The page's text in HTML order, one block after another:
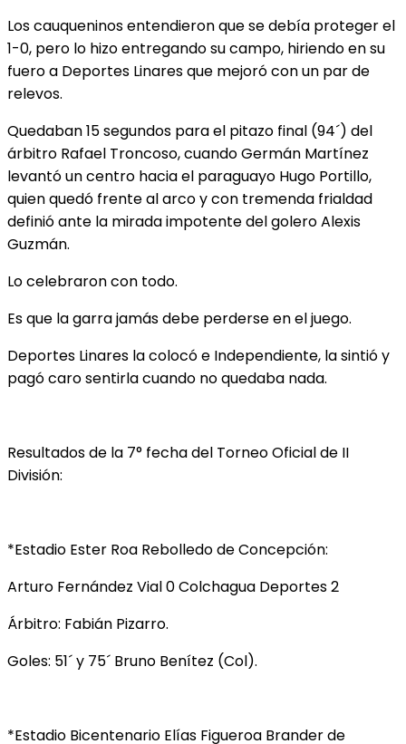
Los cauqueninos entendieron que se debía proteger el
1-0, pero lo hizo entregando su campo, hiriendo en su
fuero a Deportes Linares que mejoró con un par de
relevos.
Quedaban 15 segundos para el pitazo final (94´) del
árbitro Rafael Troncoso, cuando Germán Martínez
levantó un centro hacia el paraguayo Hugo Portillo,
quien quedó frente al arco y con tremenda frialdad
definió ante la mirada impotente del golero Alexis
Guzmán.
Lo celebraron con todo.
Es que la garra jamás debe perderse en el juego.
Deportes Linares la colocó e Independiente, la sintió y
pagó caro sentirla cuando no quedaba nada.
Resultados de la 7° fecha del Torneo Oficial de II
División:
*Estadio Ester Roa Rebolledo de Concepción:
Arturo Fernández Vial 0 Colchagua Deportes 2
Árbitro: Fabián Pizarro.
Goles: 51´ y 75´ Bruno Benítez (Col).
*Estadio Bicentenario Elías Figueroa Brander de